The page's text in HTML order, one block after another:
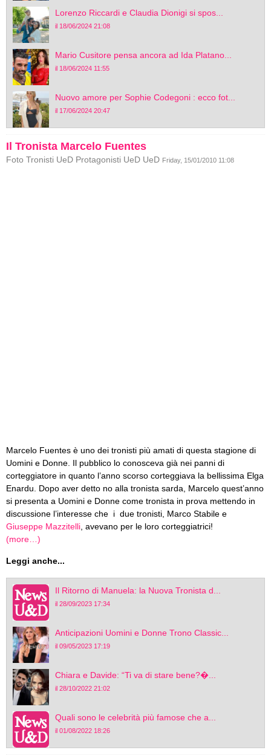
Lorenzo Riccardi e Claudia Dionigi si spos...
il 18/06/2024 21:08
Mario Cusitore pensa ancora ad Ida Platano...
il 18/06/2024 11:55
Nuovo amore per Sophie Codegoni : ecco fot...
il 17/06/2024 20:47
Il Tronista Marcelo Fuentes
Foto Tronisti UeD Protagonisti UeD UeD Friday, 15/01/2010 11:08
Marcelo Fuentes è uno dei tronisti più amati di questa stagione di
Uomini e Donne. Il pubblico lo conosceva già nei panni di
corteggiatore in quanto l’anno scorso corteggiava la bellissima Elga
Enardu. Dopo aver detto no alla tronista sarda, Marcelo quest’anno
si presenta a Uomini e Donne come tronista in prova mettendo in
discussione l’interesse che i due tronisti, Marco Stabile e
Giuseppe Mazzitelli, avevano per le loro corteggiatrici!
(more…)
Leggi anche...
Il Ritorno di Manuela: la Nuova Tronista d...
il 28/09/2023 17:34
Anticipazioni Uomini e Donne Trono Classic...
il 09/05/2023 17:19
Chiara e Davide: “Ti va di stare bene?�...
il 28/10/2022 21:02
Quali sono le celebrità più famose che a...
il 01/08/2022 18:26